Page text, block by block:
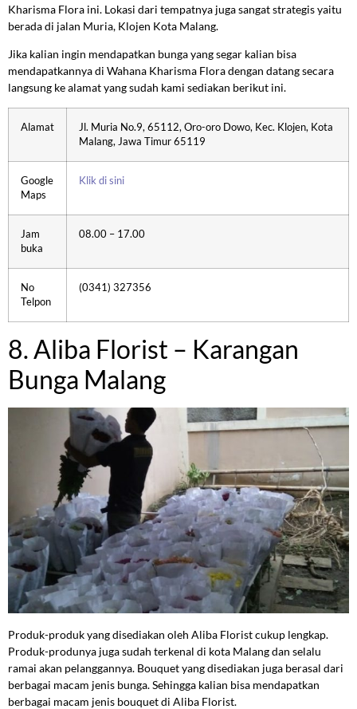
Kharisma Flora ini. Lokasi dari tempatnya juga sangat strategis yaitu
berada di jalan Muria, Klojen Kota Malang.
Jika kalian ingin mendapatkan bunga yang segar kalian bisa
mendapatkannya di Wahana Kharisma Flora dengan datang secara
langsung ke alamat yang sudah kami sediakan berikut ini.
Alamat
Jl. Muria No.9, 65112, Oro-oro Dowo, Kec. Klojen, Kota
Malang, Jawa Timur 65119
Google
Maps
Klik di sini
Jam
buka
08.00 – 17.00
No
Telpon
(0341) 327356
8. Aliba Florist – Karangan
Bunga Malang
Produk-produk yang disediakan oleh Aliba Florist cukup lengkap.
Produk-produnya juga sudah terkenal di kota Malang dan selalu
ramai akan pelanggannya. Bouquet yang disediakan juga berasal dari
berbagai macam jenis bunga. Sehingga kalian bisa mendapatkan
berbagai macam jenis bouquet di Aliba Florist.